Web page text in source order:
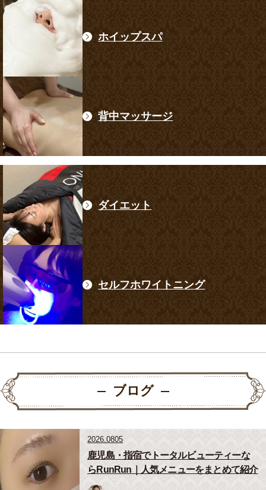
ホイップスパ
背中マッサージ
ダイエット
セルフホワイトニング
ブログ
2026.0805
鹿児島・指宿でトータルビューティーな
らRunRun｜人気メニューをまとめて紹介